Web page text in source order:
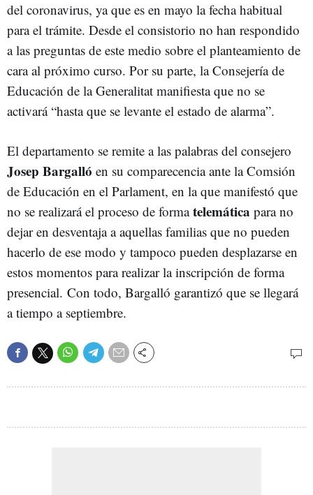
del coronavirus, ya que es en mayo la fecha habitual
para el trámite. Desde el consistorio no han respondido
a las preguntas de este medio sobre el planteamiento de
cara al próximo curso. Por su parte, la Consejería de
Educación de la Generalitat manifiesta que no se
activará “hasta que se levante el estado de alarma”.
El departamento se remite a las palabras del consejero
Josep Bargalló en su comparecencia ante la Comsión
de Educación en el Parlament, en la que manifestó que
no se realizará el proceso de formatelemática para no
dejar en desventaja a aquellas familias que no pueden
hacerlo de ese modo y tampoco pueden desplazarse en
estos momentos para realizar la inscripción de forma
presencial. Con todo, Bargalló garantizó que se llegará
a tiempo a septiembre.